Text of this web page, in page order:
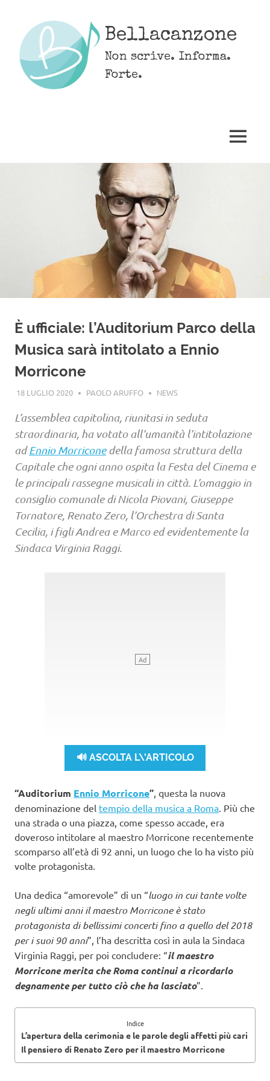
content
Bellacanzone
Non scrive. Informa.
Forte.
MENU
È ufficiale: l’Auditorium Parco della
Musica sarà intitolato a Ennio
Morricone
18 LUGLIO 2020 PAOLO ARUFFO NEWS
L’assemblea capitolina, riunitasi in seduta
straordinaria, ha votato all’umanità l’intitolazione
adEnnio Morriconedella famosa struttura della
Capitale che ogni anno ospita la Festa del Cinema e
le principali rassegne musicali in città. L’omaggio in
consiglio comunale di Nicola Piovani, Giuseppe
Tornatore, Renato Zero, l’Orchestra di Santa
Cecilia, i figli Andrea e Marco ed evidentemente la
Sindaca Virginia Raggi.
🔊 ASCOLTA L\'ARTICOLO
“Auditorium Ennio Morricone” , questa la nuova
denominazione del tempio della musica a Roma . Più che
una strada o una piazza, come spesso accade, era
doveroso intitolare al maestro Morricone recentemente
scomparso all’età di 92 anni, un luogo che lo ha visto più
volte protagonista.
Una dedica “amorevole” di un “luogo in cui tante volte
negli ultimi anni il maestro Morricone è stato
protagonista di bellissimi concerti fino a quello del 2018
per i suoi 90 anni”, l’ha descritta così in aula la Sindaca
Virginia Raggi, per poi concludere: “il maestro
Morricone merita che Roma continui a ricordarlo
degnamente per tutto ciò che ha lasciato”.
Indice
L’apertura della cerimonia e le parole degli affetti più cari
Il pensiero di Renato Zero per il maestro Morricone